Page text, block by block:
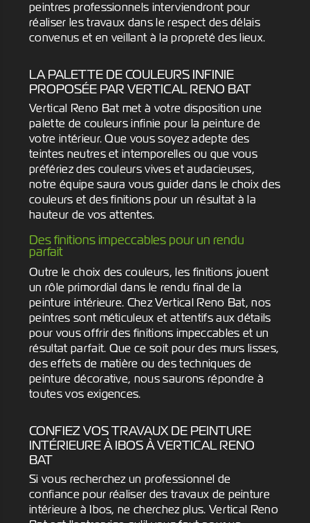
peintres professionnels interviendront pour
réaliser les travaux dans le respect des délais
convenus et en veillant à la propreté des lieux.
LA PALETTE DE COULEURS INFINIE
PROPOSÉE PAR VERTICAL RENO BAT
Vertical Reno Bat met à votre disposition une
palette de couleurs infinie pour la peinture de
votre intérieur. Que vous soyez adepte des
teintes neutres et intemporelles ou que vous
préfériez des couleurs vives et audacieuses,
notre équipe saura vous guider dans le choix des
couleurs et des finitions pour un résultat à la
hauteur de vos attentes.
Des finitions impeccables pour un rendu
parfait
Outre le choix des couleurs, les finitions jouent
un rôle primordial dans le rendu final de la
peinture intérieure. Chez Vertical Reno Bat, nos
peintres sont méticuleux et attentifs aux détails
pour vous offrir des finitions impeccables et un
résultat parfait. Que ce soit pour des murs lisses,
des effets de matière ou des techniques de
peinture décorative, nous saurons répondre à
toutes vos exigences.
CONFIEZ VOS TRAVAUX DE PEINTURE
INTÉRIEURE À IBOS À VERTICAL RENO
BAT
Si vous recherchez un professionnel de
confiance pour réaliser des travaux de peinture
intérieure à Ibos, ne cherchez plus. Vertical Reno